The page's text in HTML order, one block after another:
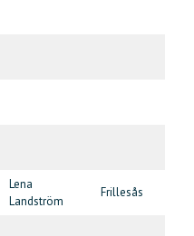
Lena
Landström
Frillesås